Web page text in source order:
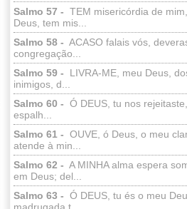
Salmo 57 - TEM misericórdia de
Deus, tem mis...
Salmo 58 - ACASO falais vós,
congregação...
Salmo 59 -
LIVRA-ME, meu Deus,
inimigos, d...
Salmo 60 - Ó DEUS, tu nos
espalh...
Salmo 61 - OUVE, ó Deus, o meu
atende à min...
Salmo 62 - A MINHA alma espera
em Deus; del...
Salmo 63 - Ó DEUS, tu és o meu